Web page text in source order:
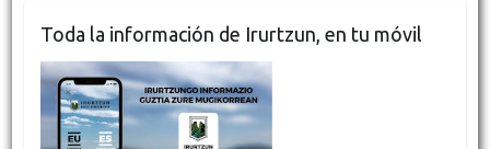
Toda la información de Irurtzun, en tu móvil